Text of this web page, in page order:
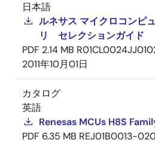
日本語
ルネサス マイクロコンピ
リ セレクションガイド
PDF 2.14 MB
2011年10月01日
カタログ
英語
Renesas MCUs H8S
PDF 6.35 MB REJ01B0013-